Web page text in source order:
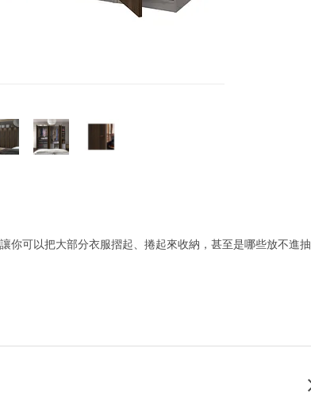
你可以把大部分衣服摺起、捲起來收納，甚至是哪些放不進抽